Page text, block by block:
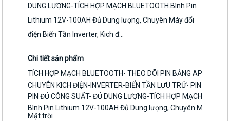
DUNG LƯỢNG-TÍCH HỢP MẠCH BLUETOOTH.Bình Pin
Lithium 12V-100AH Đủ Dung lượng, Chuyên Máy đổi
điện Biến Tần Inverter, Kich đ...
Chi tiết sản phẩm
TÍCH HỢP MẠCH BLUETOOTH- THEO DÕI PIN BẰNG APP
CHUYÊN KICH ĐIỆN-INVERTER-BIẾN TẦN LƯU TRỮ- PIN CÔNG
PIN ĐỦ CÔNG SUẤT- ĐỦ DUNG LƯỢNG-TÍCH HỢP MẠCH
Bình Pin Lithium 12V-100AH Đủ Dung lượng, Chuyên Máy đổi
Mặt trời